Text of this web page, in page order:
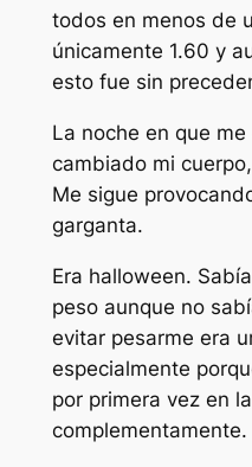
todos en menos de
únicamente 1.60 y
esto fue sin
La noche en que
cambiado mi
Me sigue
garganta.
Era halloween.
peso aunque no
evitar pesarme era
especialmente
por primera vez en
complementamente.